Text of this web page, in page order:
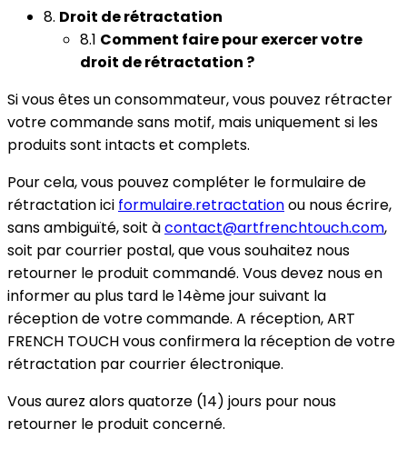
8. Droit de rétractation
8.1 Comment faire pour exercer votre
droit de rétractation ?
Si vous êtes un consommateur, vous pouvez rétracter
votre commande sans motif, mais uniquement si les
produits sont intacts et complets.
Pour cela, vous pouvez compléter le formulaire de
rétractation ici formulaire.retractationou nous écrire,
sans ambiguïté, soit àcontact@artfrenchtouch.com,
soit par courrier postal, que vous souhaitez nous
retourner le produit commandé. Vous devez nous en
informer au plus tard le 14ème jour suivant la
réception de votre commande. A réception, ART
FRENCH TOUCH vous confirmera la réception de votre
rétractation par courrier électronique.
Vous aurez alors quatorze (14) jours pour nous
retourner le produit concerné.